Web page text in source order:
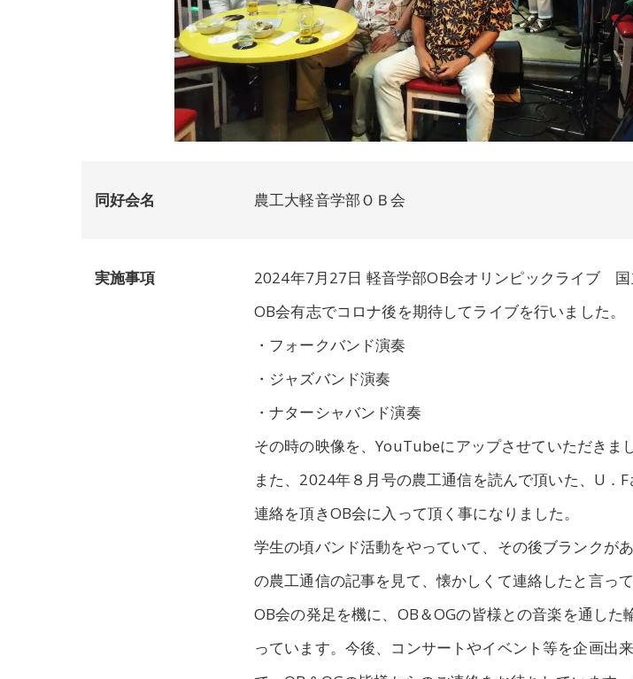
同好会名 農工大軽音学部ＯＢ会
実施事項
2024年7月27日 軽音学部OB会オリンピックライブ 国
OB会有志でコロナ後を期待してライブを行いました。
・フォークバンド演奏
・ジャズバンド演奏
・ナターシャバンド演奏
その時の映像を、YouTubeにアップさせていただきまし
また、2024年８月号の農工通信を読んで頂いた、U．
連絡を頂きOB会に入って頂く事になりました。
学生の頃バンド活動をやっていて、その後ブランクが
の農工通信の記事を見て、懐かしくて連絡したと言って
OB会の発足を機に、OB＆OGの皆様との音楽を通した
っています。今後、コンサートやイベント等を企画出